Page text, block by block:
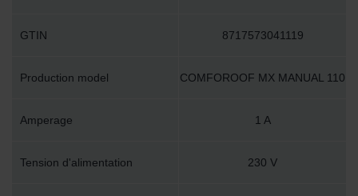
GTIN 8717573041119
Production model COMFOROOF MX MANUAL 110
Amperage 1 A
Tension d'alimentation 230 V